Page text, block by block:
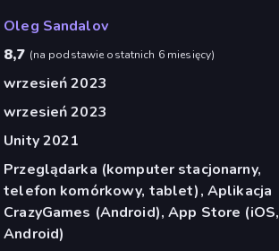
Oleg Sandalov
8,7 (na podstawie ostatnich 6 miesięcy)
wrzesień 2023
wrzesień 2023
Unity 2021
Przeglądarka (komputer stacjonarny,
telefon komórkowy, tablet), Aplikacja
CrazyGames (Android), App Store (iOS,
Android)